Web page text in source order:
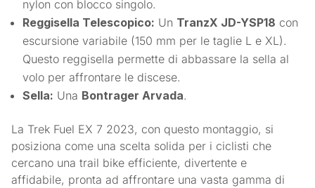
nylon con blocco singolo.
Reggisella Telescopico: Un TranzX JD-YSP18 con
escursione variabile (150 mm per le taglie L e XL).
Questo reggisella permette di abbassare la sella al
volo per affrontare le discese.
Sella: Una Bontrager Arvada.
La Trek Fuel EX 7 2023, con questo montaggio, si
posiziona come una scelta solida per i ciclisti che
cercano una trail bike efficiente, divertente e
affidabile, pronta ad affrontare una vasta gamma di